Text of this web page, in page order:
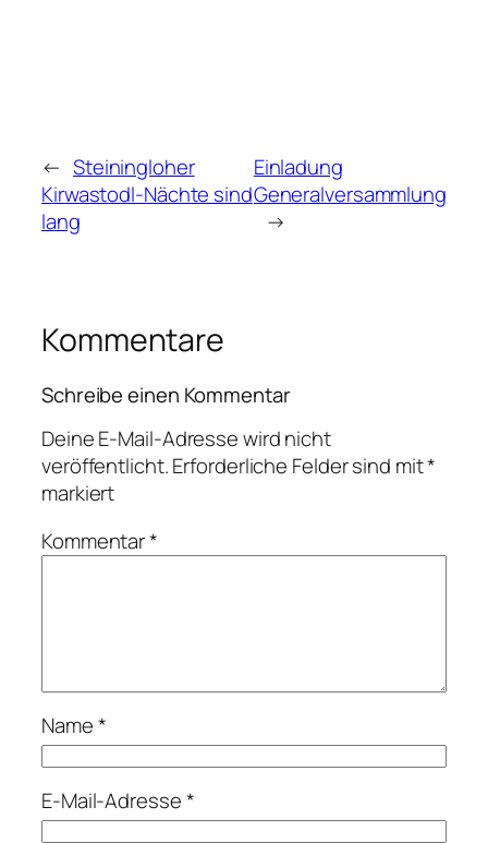
← Steiningloher
Kirwastodl-Nächte sind
lang
Einladung
Generalversammlung
→
Kommentare
Schreibe einen Kommentar
Deine E-Mail-Adresse wird nicht
veröffentlicht.Erforderliche Felder sind mit*
markiert
Kommentar*
Name*
E-Mail-Adresse*